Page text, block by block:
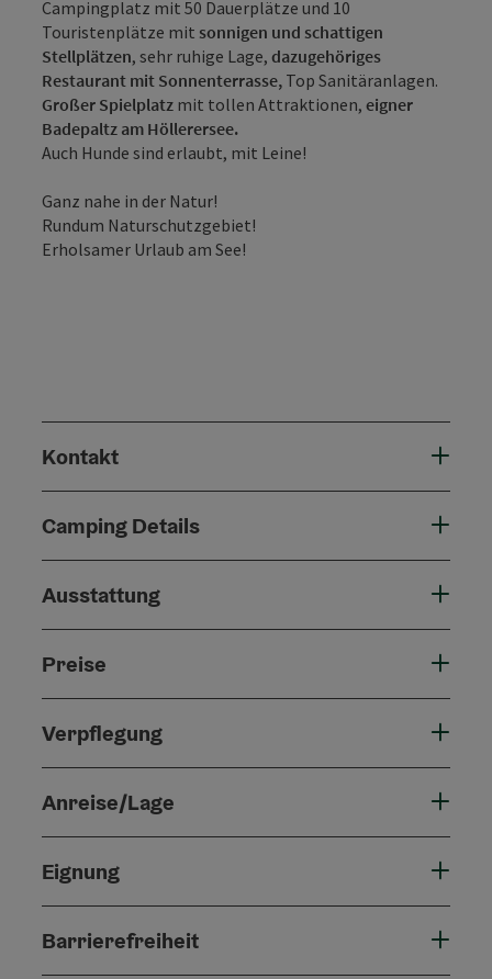
Campingplatz mit 50 Dauerplätze und 10
Touristenplätze mit sonnigen und schattigen
Stellplätzen, sehr ruhige Lage, dazugehöriges
Restaurant mit Sonnenterrasse, Top Sanitäranlagen.
Großer Spielplatz mit tollen Attraktionen, eigner
Badepaltz am Höllerersee.
Auch Hunde sind erlaubt, mit Leine!
Ganz nahe in der Natur!
Rundum Naturschutzgebiet!
Erholsamer Urlaub am See!
Kontakt
Camping Details
Ausstattung
Preise
Verpflegung
Anreise/Lage
Eignung
Barrierefreiheit